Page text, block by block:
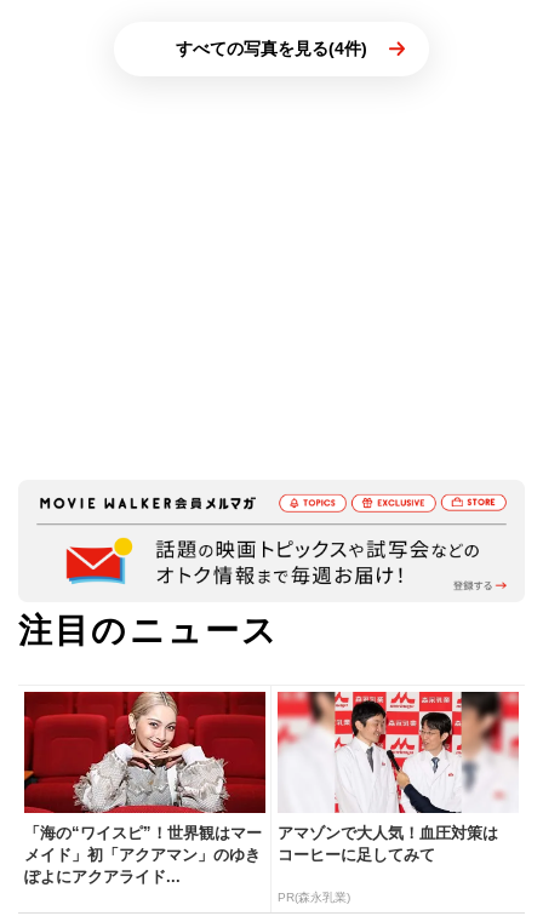
すべての写真を見る(4件)
注目のニュース
「海の“ワイスピ”！世界観はマー
メイド」初「アクアマン」のゆき
ぽよにアクアライド...
アマゾンで大人気！血圧対策は
コーヒーに足してみて
PR(森永乳業)